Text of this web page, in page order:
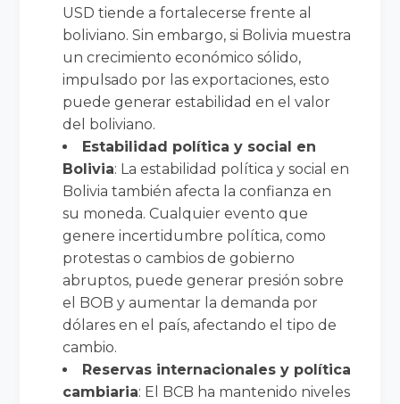
USD tiende a fortalecerse frente al
boliviano. Sin embargo, si Bolivia muestra
un crecimiento económico sólido,
impulsado por las exportaciones, esto
puede generar estabilidad en el valor
del boliviano.
Estabilidad política y social en
Bolivia: La estabilidad política y social en
Bolivia también afecta la confianza en
su moneda. Cualquier evento que
genere incertidumbre política, como
protestas o cambios de gobierno
abruptos, puede generar presión sobre
el BOB y aumentar la demanda por
dólares en el país, afectando el tipo de
cambio.
Reservas internacionales y política
cambiaria: El BCB ha mantenido niveles